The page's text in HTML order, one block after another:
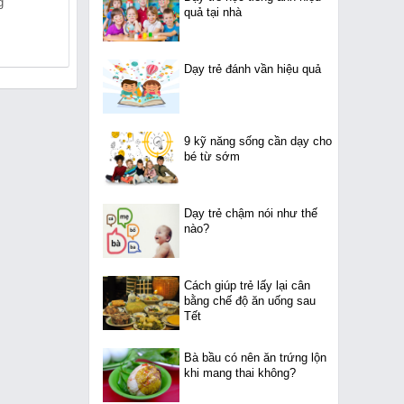
quả tại nhà
Dạy trẻ đánh vần hiệu quả
9 kỹ năng sống cần dạy cho
bé từ sớm
Dạy trẻ chậm nói như thế
nào?
Cách giúp trẻ lấy lại cân
bằng chế độ ăn uống sau
Tết
Bà bầu có nên ăn trứng lộn
khi mang thai không?